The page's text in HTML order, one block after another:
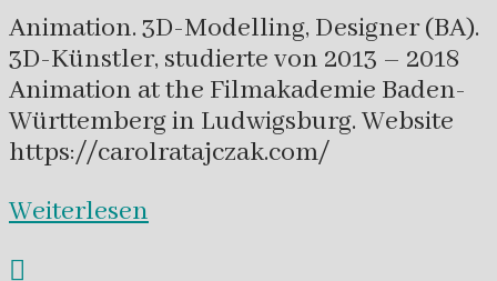
Animation. 3D-Modelling, Designer (BA).
3D-Künstler, studierte von 2013 – 2018
Animation at the Filmakademie Baden-
Württemberg in Ludwigsburg. Website
https://carolratajczak.com/
Weiterlesen